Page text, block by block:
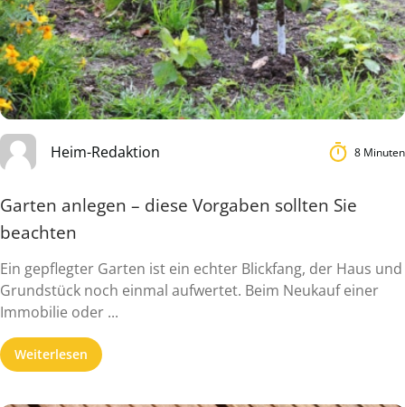
Heim-Redaktion 8 Minuten
Garten anlegen – diese Vorgaben sollten Sie
beachten
Ein gepflegter Garten ist ein echter Blickfang, der Haus und
Grundstück noch einmal aufwertet. Beim Neukauf einer
Immobilie oder ...
Weiterlesen